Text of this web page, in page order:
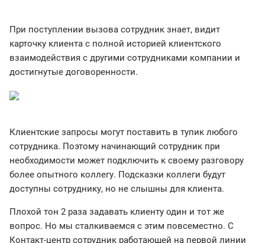
При поступлении вызова сотрудник знает, видит
карточку клиента с полной историей клиентского
взаимодействия с другими сотрудниками компании и
достигнутые договоренности.
Клиентские запросы могут поставить в тупик любого
сотрудника. Поэтому начинающий сотрудник при
необходимости может подключить к своему разговору
более опытного коллегу. Подсказки коллеги будут
доступны сотруднику, но не слышны для клиента.
Плохой тон 2 раза задавать клиенту один и тот же
вопрос. Но мы сталкиваемся с этим повсеместно. С
Контакт-центр сотрудник работающей на первой линии